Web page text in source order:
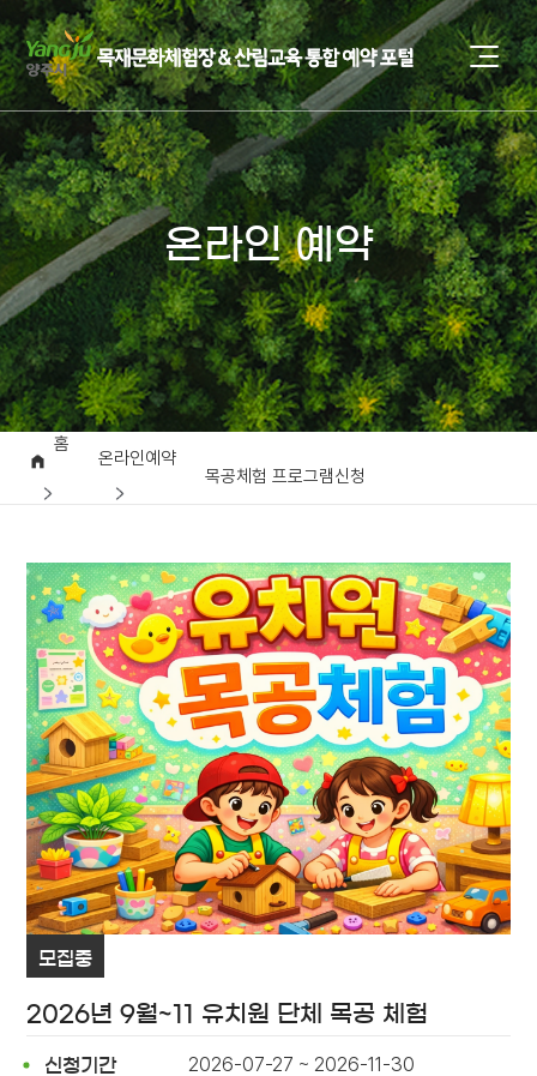
온라인 예약
홈
온라인예약
목공체험 프로그램신청
모집중
2026년 9월~11 유치원 단체 목공 체험
신청기간 2026-07-27 ~ 2026-11-30